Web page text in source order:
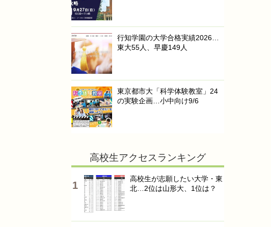
行知学園の大学合格実績2026…
東大55人、早慶149人
東京都市大「科学体験教室」24
の実験企画…小中向け9/6
高校生アクセスランキング
高校生が志願したい大学・東
北…2位は山形大、1位は？